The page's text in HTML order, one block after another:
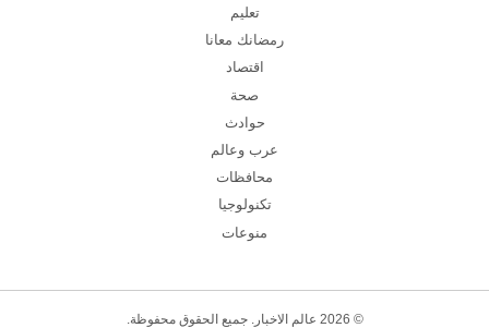
تعليم
رمضانك معانا
اقتصاد
صحة
حوادث
عرب وعالم
محافظات
تكنولوجيا
منوعات
© 2026 عالم الاخبار. جميع الحقوق محفوظة.